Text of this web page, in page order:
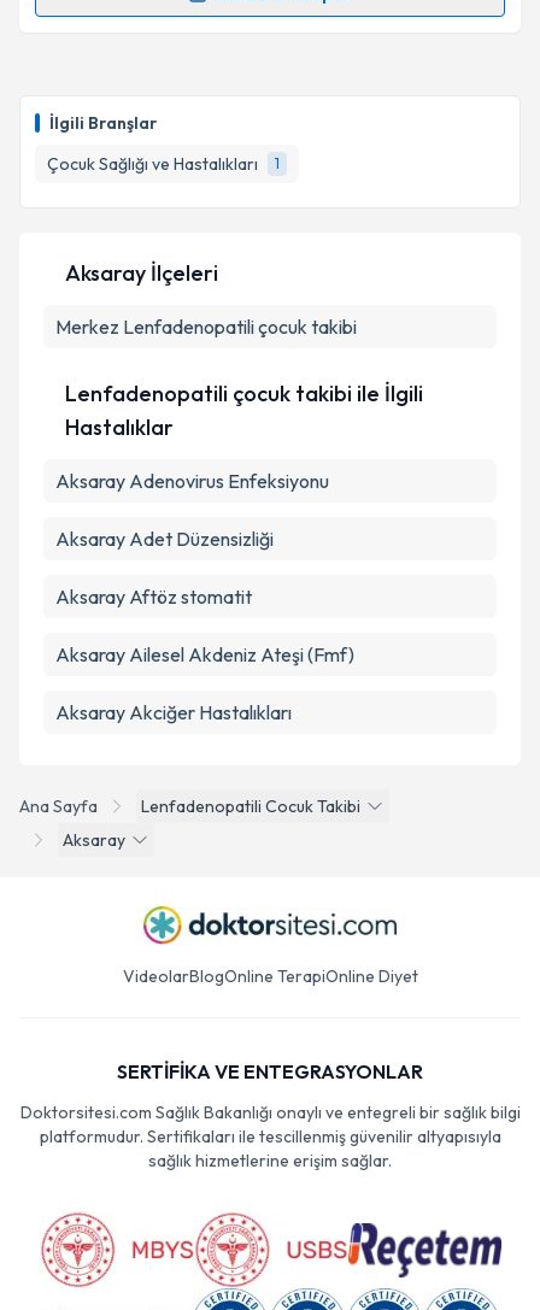
İlgili Branşlar
Çocuk Sağlığı ve Hastalıkları
1
Randevu Takvimi Talebi
takvim hazırlandığında e-posta ile bilgilendireceğiz.
Metni'ni okudum ve kişisel verilerimin belirtilen
Ana Sayfa
Lenfadenopatili Cocuk Takibi
Aksaray
Aksaray İlçeleri
Merkez Lenfadenopatili çocuk takibi
Lenfadenopatili çocuk takibi ile İlgili
Hastalıklar
Aksaray Adenovirus Enfeksiyonu
Aksaray Adet Düzensizliği
Aksaray Aftöz stomatit
Aksaray Ailesel Akdeniz Ateşi (Fmf)
Aksaray Akciğer Hastalıkları
VideolarBlogOnline TerapiOnline Diyet
SERTİFİKA VE ENTEGRASYONLAR
Doktorsitesi.com Sağlık Bakanlığı onaylı ve entegreli bir sağlık bilgi
platformudur. Sertifikaları ile tescillenmiş güvenilir altyapısıyla
sağlık hizmetlerine erişim sağlar.